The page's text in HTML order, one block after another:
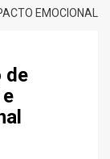
EMOCIONAL
de